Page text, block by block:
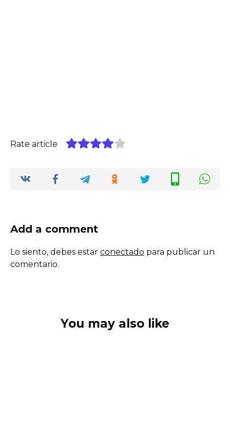
Rate article
Add a comment
Lo siento, debes estar conectado para publicar un
comentario.
You may also like